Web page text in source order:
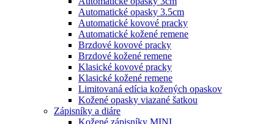
Automatické opasky 3.5cm
Automatické kovové pracky
Automatické kožené remene
Brzdové kovové pracky
Brzdové kožené remene
Klasické kovové pracky
Klasické kožené remene
Limitovaná edícia kožených opaskov
Kožené opasky viazané šatkou
Zápisníky a diáre